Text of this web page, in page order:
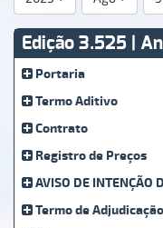
Edição 3.525 |
Portaria
Termo Aditivo
Contrato
Registro de Preços
AVISO DE INTENÇÃO
Termo de